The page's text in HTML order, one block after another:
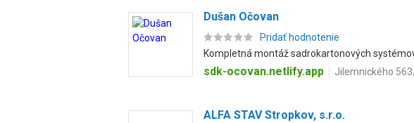
Dušan Očovan
Pridať hodnotenie
Kompletná montáž sadrokartonových
sdk-ocovan.netlify.app Jilemnického
ALFA STAV Stropkov, s.r.o.